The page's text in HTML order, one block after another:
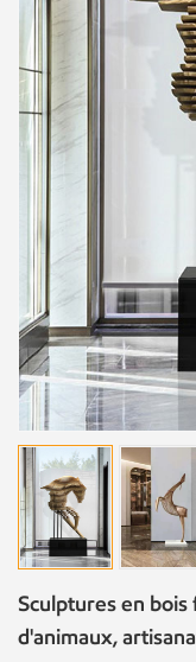
Sculptures en bois
d'animaux,